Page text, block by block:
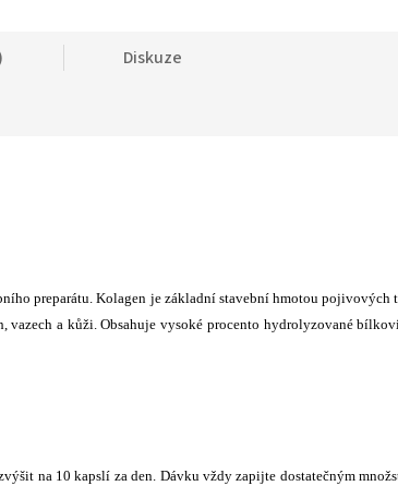
Diskuze
preparátu. Kolagen je základní stavební hmotou pojivových
vazech a kůži. Obsahuje vysoké procento hydrolyzované
na 10 kapslí za den. Dávku vždy zapijte dostatečným